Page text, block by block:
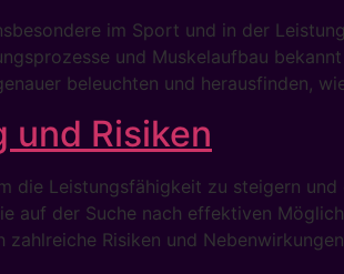
im Sport und in der
und Muskelaufbau
beleuchten und herausfinden,
und Risiken
Leistungsfähigkeit zu steigern und
auf der Suche nach effektiven
Risiken und